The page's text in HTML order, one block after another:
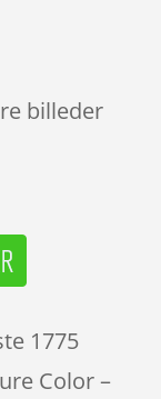
billeder
1775
Color –